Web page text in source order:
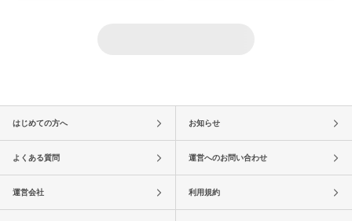
はじめての方へ お知らせ
よくある質問 運営へのお問い合わせ
運営会社 利用規約